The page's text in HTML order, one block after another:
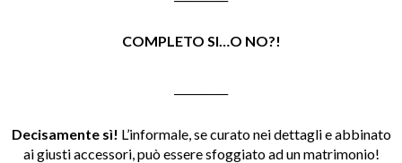
COMPLETO SI…O NO?!
Decisamente sì! L’informale, se curato nei dettagli e abbinato
ai giusti accessori, può essere sfoggiato ad un matrimonio!